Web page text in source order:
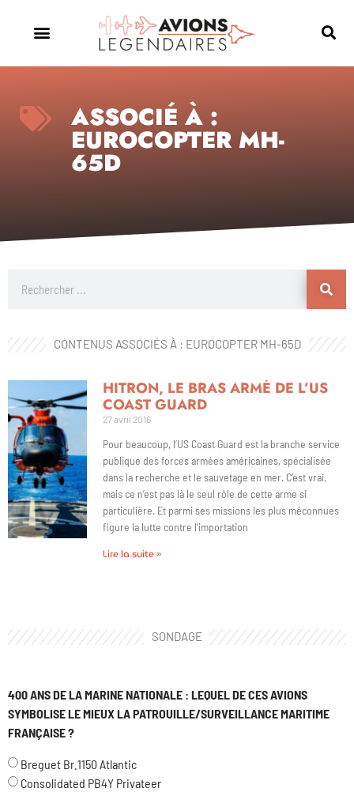
ASSOCIÉ À :
EUROCOPTER MH-
65D
CONTENUS ASSOCIÉS À : EUROCOPTER MH-65D
HITRON, LE BRAS ARMÉ DE L’US
COAST GUARD
27 avril 2016
Pour beaucoup, l’US Coast Guard est la branche service
publique des forces armées américaines, spécialisée
dans la recherche et le sauvetage en mer. C’est vrai,
mais ce n’est pas là le seul rôle de cette arme si
particulière. Et parmi ses missions les plus méconnues
figure la lutte contre l’importation
Lire la suite »
SONDAGE
400 ANS DE LA MARINE NATIONALE : LEQUEL DE CES AVIONS
SYMBOLISE LE MIEUX LA PATROUILLE/SURVEILLANCE MARITIME
FRANÇAISE ?
Breguet Br.1150 Atlantic
Consolidated PB4Y Privateer